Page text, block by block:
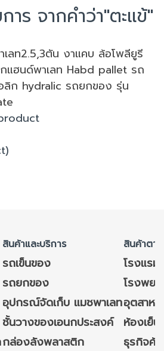
ร จากคำว่า"ตะแข้"
เลท2.5,3ตัน งาแคบ ล้อโพลียูรี
แฮนด์พาเลท Habd pallet รถ
ลิก hydralic รถยกของ รุ่น
สินค้าและบริการ สินค้าตา
รถเข็นของ
โรงแร
รถยกของ
โรงพย
อุปกรณ์จัดเก็บ แมชพาเลทอุตสาหก
ชั้นวางของเอนกประสงค์
ห้องเย็
กล่องลังพลาสติก
ธุรกิจค้